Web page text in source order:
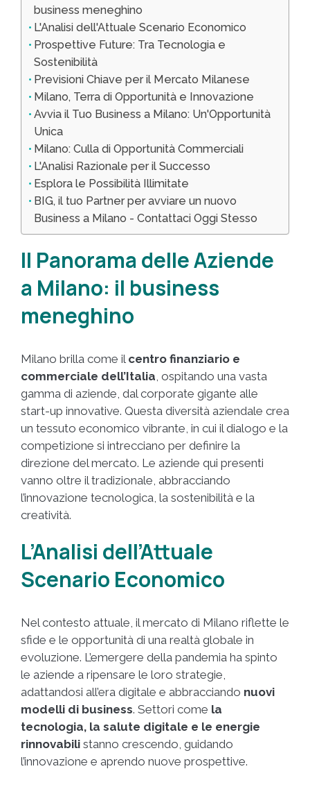
business meneghino
L'Analisi dell'Attuale Scenario Economico
Prospettive Future: Tra Tecnologia e
Sostenibilità
Previsioni Chiave per il Mercato Milanese
Milano, Terra di Opportunità e Innovazione
Avvia il Tuo Business a Milano: Un'Opportunità
Unica
Milano: Culla di Opportunità Commerciali
L'Analisi Razionale per il Successo
Esplora le Possibilità Illimitate
BIG, il tuo Partner per avviare un nuovo
Business a Milano - Contattaci Oggi Stesso
Il Panorama delle Aziende
a Milano: il business
meneghino
Milano brilla come il centro finanziario e
commerciale dell’Italia , ospitando una vasta
gamma di aziende, dal corporate gigante alle
start-up innovative. Questa diversità aziendale crea
un tessuto economico vibrante, in cui il dialogo e la
competizione si intrecciano per definire la
direzione del mercato. Le aziende qui presenti
vanno oltre il tradizionale, abbracciando
l’innovazione tecnologica, la sostenibilità e la
creatività.
L’Analisi dell’Attuale
Scenario Economico
Nel contesto attuale, il mercato di Milano riflette le
sfide e le opportunità di una realtà globale in
evoluzione. L’emergere della pandemia ha spinto
le aziende a ripensare le loro strategie,
adattandosi all’era digitale e abbracciando nuovi
modelli di business. Settori come la
tecnologia, la salute digitale e le energie
rinnovabili stanno crescendo, guidando
l’innovazione e aprendo nuove prospettive.